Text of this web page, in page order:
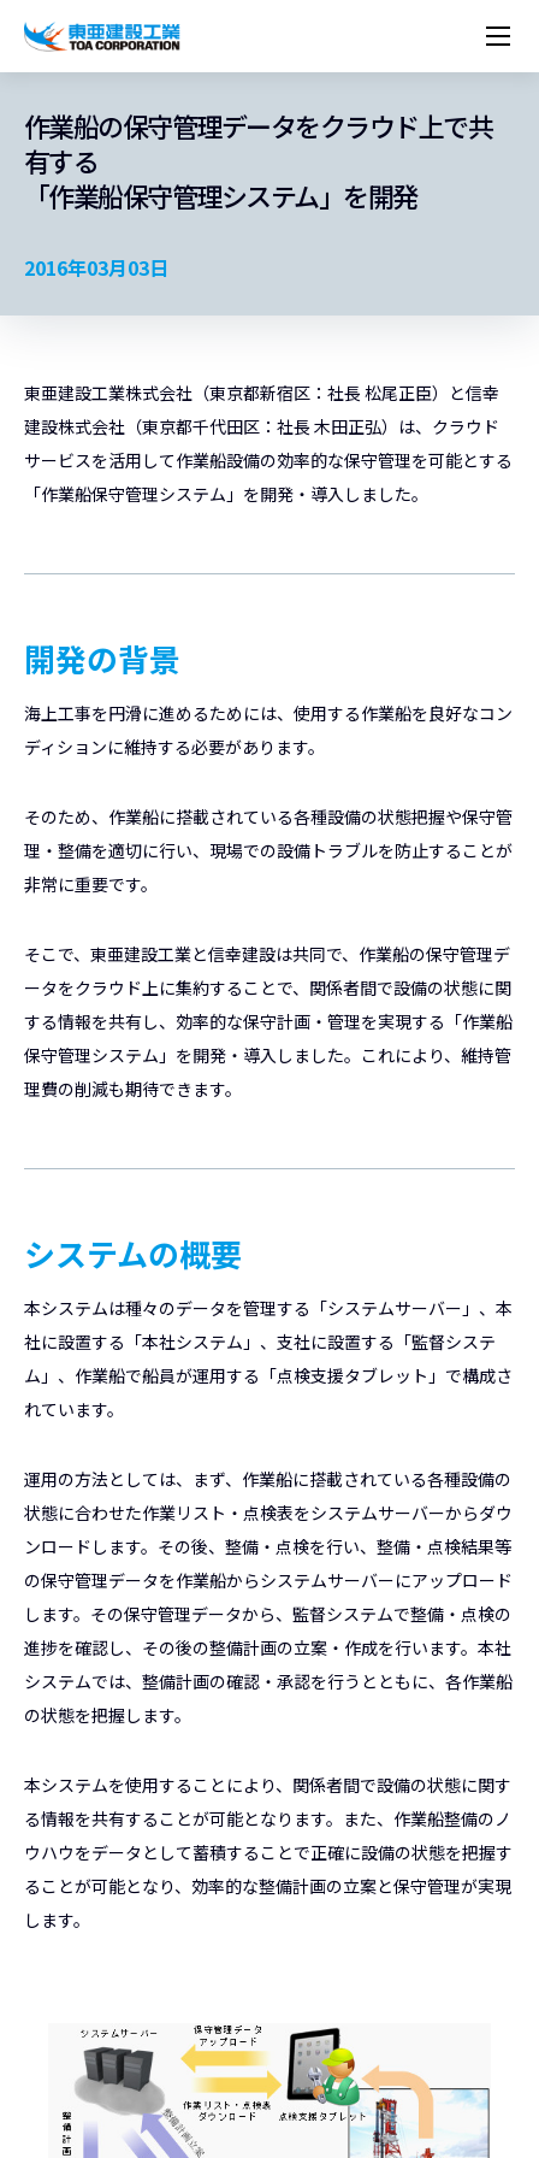
経営理念
トップメッセージ
労働安全衛生・環境・品質方針
営業種目
組織図
ネットワーク
コーポレートメッセージ
沿革
東亜坊や
関連書籍
東亜の歩み ～From 1908 to 2008～
株主・投資家情報
トップメッセージ
中期経営計画資料
IRニュース
最新IR資料
IRカレンダー
シェアードリサーチレポート
経営方針
IRライブラリー
IRイベント
IRサポート
ESGに関する外部評価
実績紹介
施設・用途別
国内から探す
海外から探す
現場レポート
サステナビリティ
トップメッセージ
重要課題とKPI
ESGデータ
環境行動規範
カーボンニュートラルへの取組み
水資源
人権の尊重
健康経営
サプライチェーン・マネジメント
パートナーシップ構築宣言
マルチステークホルダー方針
コーポレートガバナンス
リスクマネジメント
知的財産基本方針
社会貢献活動
技術とサービス
施設・用途から探す
土木技術一覧
所有船舶一覧
海の相談室
冷蔵倉庫の相談室
お問い合わせ
新卒・第二新卒採用情報
カムバック採用
コーポレートメッセージ
作業船の保守管理データをクラウド上で共
有する
「作業船保守管理システム」を開発
2016年03月03日
東亜建設工業株式会社（東京都新宿区：社長 松尾正臣）と信幸
建設株式会社（東京都千代田区：社長 木田正弘）は、クラウド
サービスを活用して作業船設備の効率的な保守管理を可能とする
「作業船保守管理システム」を開発・導入しました。
開発の背景
海上工事を円滑に進めるためには、使用する作業船を良好なコン
ディションに維持する必要があります。
そのため、作業船に搭載されている各種設備の状態把握や保守管
理・整備を適切に行い、現場での設備トラブルを防止することが
非常に重要です。
そこで、東亜建設工業と信幸建設は共同で、作業船の保守管理デ
ータをクラウド上に集約することで、関係者間で設備の状態に関
する情報を共有し、効率的な保守計画・管理を実現する「作業船
保守管理システム」を開発・導入しました。これにより、維持管
理費の削減も期待できます。
システムの概要
本システムは種々のデータを管理する「システムサーバー」、本
社に設置する「本社システム」、支社に設置する「監督システ
ム」、作業船で船員が運用する「点検支援タブレット」で構成さ
れています。
運用の方法としては、まず、作業船に搭載されている各種設備の
状態に合わせた作業リスト・点検表をシステムサーバーからダウ
ンロードします。その後、整備・点検を行い、整備・点検結果等
の保守管理データを作業船からシステムサーバーにアップロード
します。その保守管理データから、監督システムで整備・点検の
進捗を確認し、その後の整備計画の立案・作成を行います。本社
システムでは、整備計画の確認・承認を行うとともに、各作業船
の状態を把握します。
本システムを使用することにより、関係者間で設備の状態に関す
る情報を共有することが可能となります。また、作業船整備のノ
ウハウをデータとして蓄積することで正確に設備の状態を把握す
ることが可能となり、効率的な整備計画の立案と保守管理が実現
します。